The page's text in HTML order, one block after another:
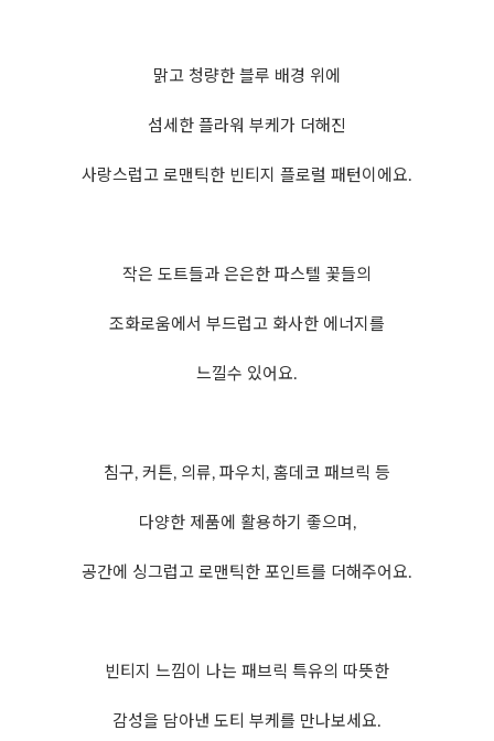
맑고 청량한 블루 배경 위에
섬세한 플라워 부케가 더해진
사랑스럽고 로맨틱한 빈티지 플로럴 패턴이에요.
작은 도트들과 은은한 파스텔 꽃들의
조화로움에서 부드럽고 화사한 에너지를
느낄수 있어요.
침구, 커튼, 의류, 파우치, 홈데코 패브릭 등
다양한 제품에 활용하기 좋으며,
공간에 싱그럽고 로맨틱한 포인트를 더해주어요.
빈티지 느낌이 나는 패브릭 특유의 따뜻한
감성을 담아낸 도티 부케를 만나보세요.